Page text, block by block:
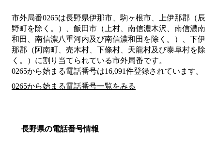
市外局番0265は長野県伊那市、駒ヶ根市、上伊那郡（辰
野町を除く。）、飯田市（上村、南信濃木沢、南信濃南
和田、南信濃八重河内及び南信濃和田を除く。）、下伊
那郡（阿南町、売木村、下條村、天龍村及び泰阜村を除
く。） に割り当てられている市外局番です。
0265から始まる電話番号は16,091件登録されています。
0265から始まる電話番号一覧をみる
長野県の電話番号情報